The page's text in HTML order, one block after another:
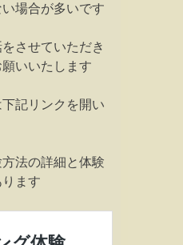
場合が多いです
させていただき
いいたします
記リンクを開い
法の詳細と体験
ます